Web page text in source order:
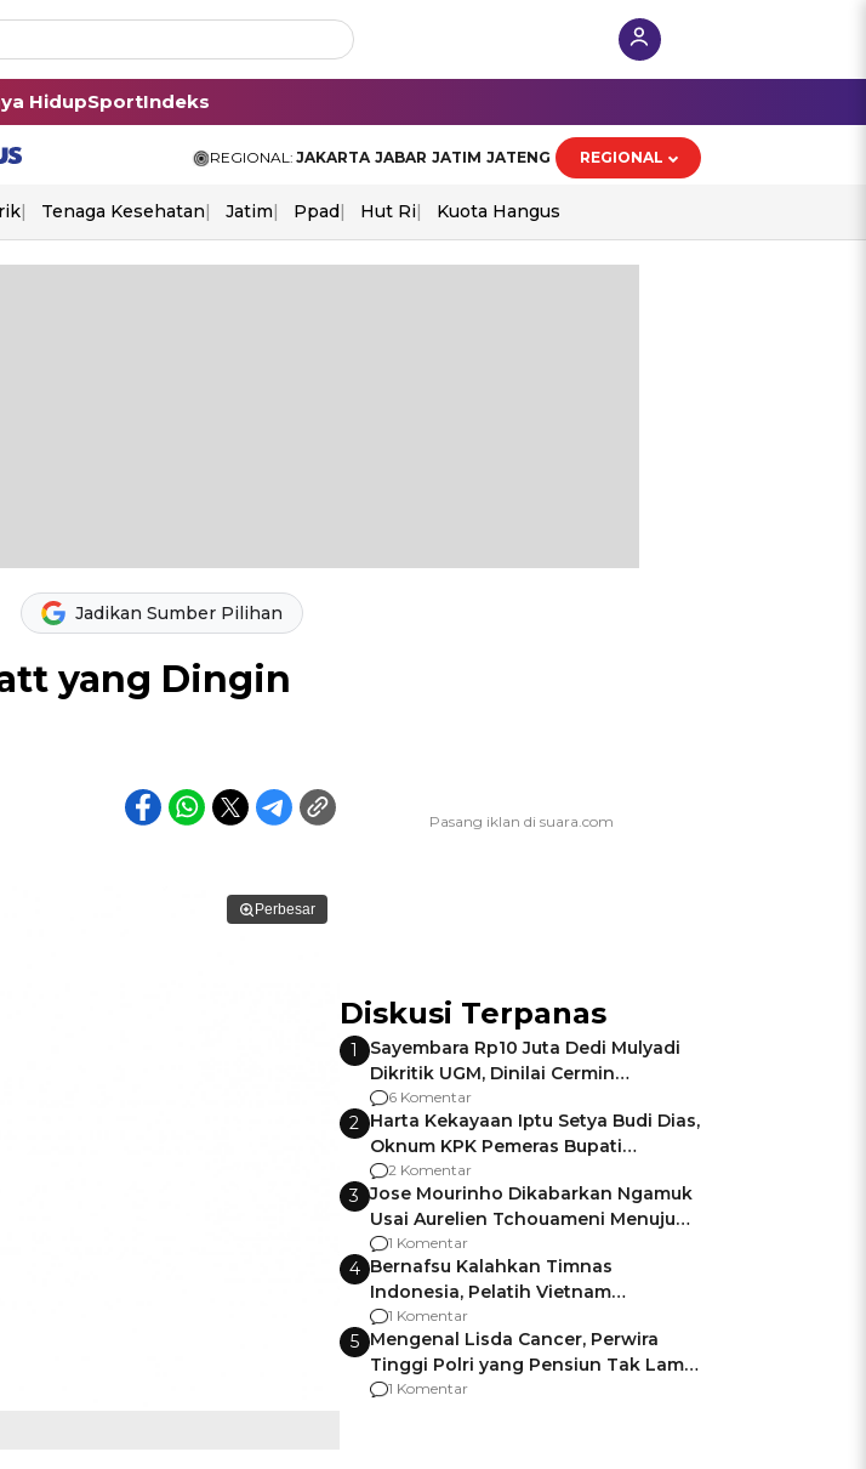
HidupSportIndeks
REGIONAL: JAKARTA JABAR JATIM JATENG REGIONAL
Tenaga Kesehatan Jatim Ppad Hut Ri Kuota Hangus
Jadikan Sumber Pilihan
yang Dingin
Perbesar
Diskusi Terpanas
1
Sayembara Rp10 Juta Dedi Mulyadi
Dikritik UGM, Dinilai Cermin
Gagalnya Negara Jamin Keamanan
6 Komentar
2 Harta Kekayaan Iptu Setya Budi Dias,
Oknum KPK Pemeras Bupati
Pemalang
2 Komentar
3 Jose Mourinho Dikabarkan Ngamuk
Usai Aurelien Tchouameni Menuju
Manchester United
1 Komentar
4 Bernafsu Kalahkan Timnas
Indonesia, Pelatih Vietnam
Berencana Pakai Jimat di Pakansari
1 Komentar
5 Mengenal Lisda Cancer, Perwira
Tinggi Polri yang Pensiun Tak Lama
Usai Jadi Brigjen
1 Komentar